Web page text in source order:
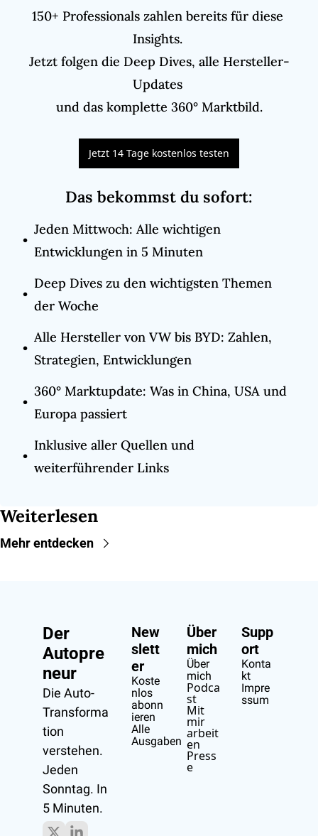
150+ Professionals zahlen bereits für diese
Insights.
Jetzt folgen die Deep Dives, alle Hersteller-
Updates
und das komplette 360° Marktbild.
Jetzt 14 Tage kostenlos testen
Das bekommst du sofort:
Jeden Mittwoch: Alle wichtigen
Entwicklungen in 5 Minuten
Deep Dives zu den wichtigsten Themen
der Woche
Alle Hersteller von VW bis BYD: Zahlen,
Strategien, Entwicklungen
360° Marktupdate: Was in China, USA und
Europa passiert
Inklusive aller Quellen und
weiterführender Links
Weiterlesen
Mehr entdecken
Der
Autopre
neur
Die Auto-
Transforma
tion
verstehen.
Jeden
Sonntag. In
5 Minuten.
New
slett
er
Koste
nlos
abonn
ieren
Alle
Ausgaben
Über
mich
Über
mich
Podca
st
Mit
mir
arbeit
en
Press
e
Supp
ort
Konta
kt
Impre
ssum